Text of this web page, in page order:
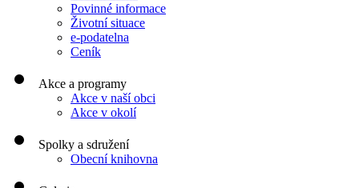
Povinné informace
Životní situace
e-podatelna
Ceník
Akce a programy
Akce v naší obci
Akce v okolí
Spolky a sdružení
Obecní knihovna